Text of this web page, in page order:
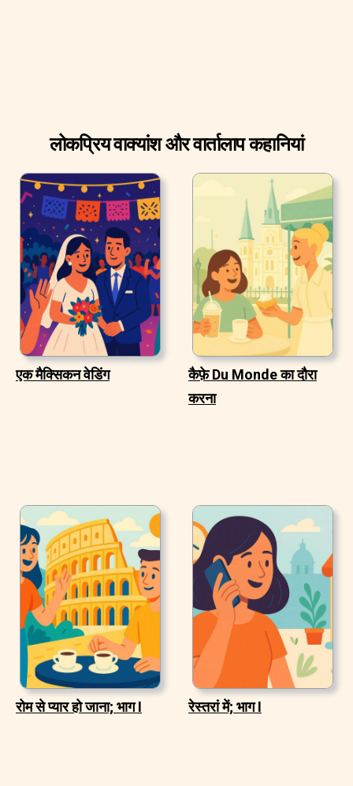
लोकप्रिय वाक्यांश और वार्तालाप कहानियां
एक मैक्सिकन वेडिंग
कैफ़े Du Monde का दौरा
करना
रोम से प्यार हो जाना; भाग I रेस्तरां में; भाग I